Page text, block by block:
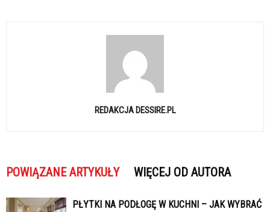
REDAKCJA DESSIRE.PL
POWIĄZANE ARTYKUŁY WIĘCEJ OD AUTORA
PŁYTKI NA PODŁOGĘ W KUCHNI – JAK WYBRAĆ